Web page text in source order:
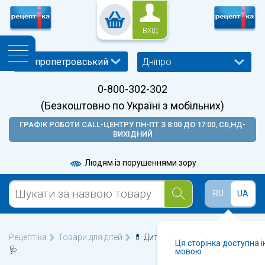
ВХІД
Дніпро
0-800-302-302
(Безкоштовно по Україні з мобільних)
ГРАФІК РОБОТИ CALL-ЦЕНТРУ ПН-ПТ З 8:00 ДО 17:00, СБ,НД-
ВИХІДНИЙ
Людям із порушеннями зору
RU UA
Ця сторінка доступна
мовою
Рецептіка Товари для дітей
💊 Дитяча косметика у Дніпрі
🩺